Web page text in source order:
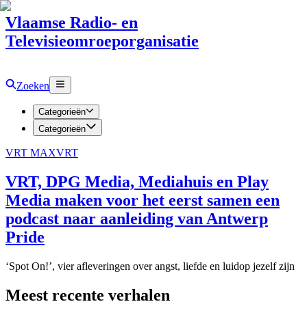
Vlaamse Radio- en
Televisieomroeporganisatie
Zoeken
Categorieën
Categorieën
VRT MAXVRT
VRT, DPG Media, Mediahuis en Play
Media maken voor het eerst samen een
podcast naar aanleiding van Antwerp
Pride
‘Spot On!’, vier afleveringen over angst, liefde en luidop jezelf zijn
Meest recente verhalen